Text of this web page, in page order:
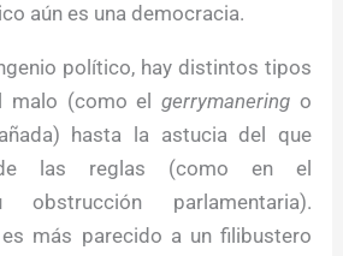
aún es una democracia.
político, hay distintos tipos
malo (como elgerrymanering o
hasta la astucia del que
las reglas (como en el
obstrucción parlamentaria).
más parecido a un filibustero